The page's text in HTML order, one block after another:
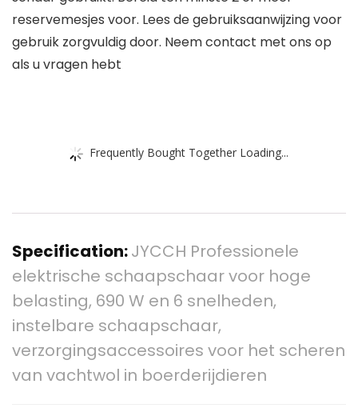
reservemesjes voor. Lees de gebruiksaanwijzing voor
gebruik zorgvuldig door. Neem contact met ons op
als u vragen hebt
Frequently Bought Together Loading...
Specification:JYCCH Professionele
elektrische schaapschaar voor hoge
belasting, 690 W en 6 snelheden,
instelbare schaapschaar,
verzorgingsaccessoires voor het scheren
van vachtwol in boerderijdieren